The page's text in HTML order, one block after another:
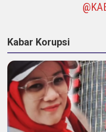
Kabar Korupsi